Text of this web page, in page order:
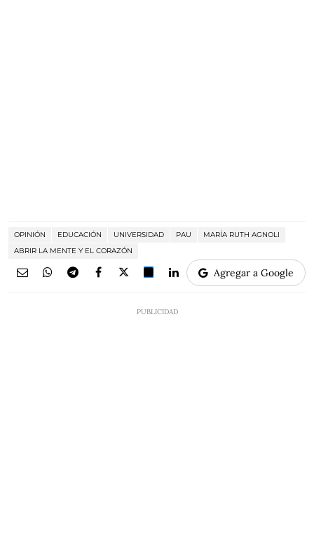
OPINIÓN EDUCACIÓN UNIVERSIDAD PAU
MARÍA RUTH AGNOLI
ABRIR LA MENTE Y EL CORAZÓN
Agregar a Google